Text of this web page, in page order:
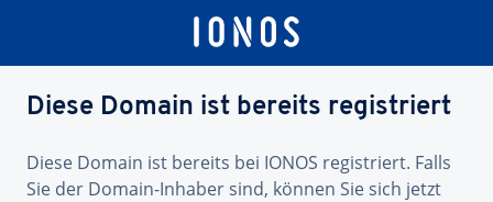
Diese Domain ist bereits registriert
Diese Domain ist bereits bei IONOS registriert. Falls
Sie der Domain-Inhaber sind, können Sie sich jetzt